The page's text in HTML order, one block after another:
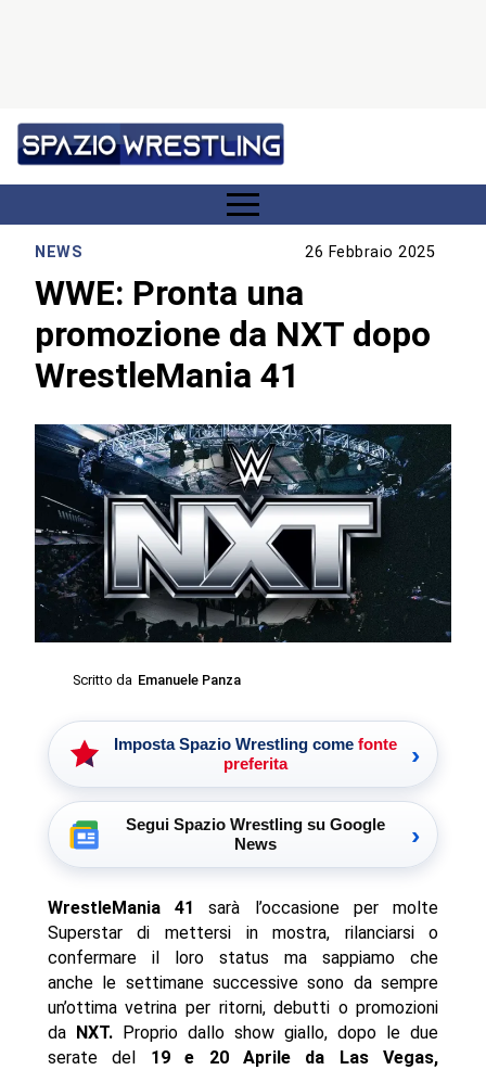
NEWS 26 Febbraio 2025
WWE: Pronta una
promozione da NXT dopo
WrestleMania 41
Scritto da Emanuele Panza
Imposta Spazio Wrestling come fonte
preferita
›
Segui Spazio Wrestling su Google
News
›
WrestleMania 41
sarà l’occasione per molte
Superstar di mettersi in mostra, rilanciarsi o
confermare il loro status ma sappiamo che
anche le settimane successive sono da sempre
un’ottima vetrina per ritorni, debutti o promozioni
da
NXT.Proprio dallo show giallo, dopo le due
serate del 19 e 20 Aprile da Las Vegas,